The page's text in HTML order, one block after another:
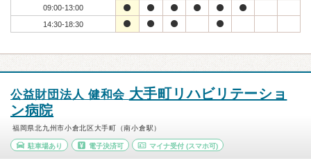
09:00-13:00
14:30-18:30
公益財団法人 健和会 大手町リハビリテーショ
ン病院
福岡県北九州市小倉北区大手町（南小倉駅）
駐車場あり 電子決済可 マイナ受付 (スマホ可)